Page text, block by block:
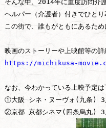
そんな中、2014年に重度訪問介
ヘルパー（介護者）付きでひと
この街で、誰もがともにあるた
https://michikusa-
なお、今わかっている上映予定は
①大阪 シネ・ヌーヴォ(九条